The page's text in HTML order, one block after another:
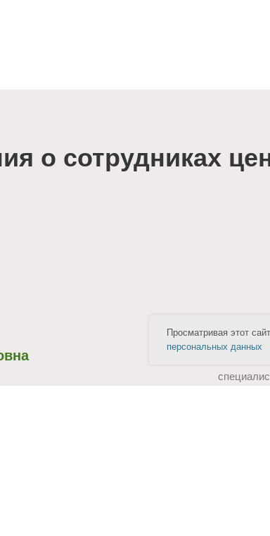
Просматривая этот
персональных данных
о сотрудниках